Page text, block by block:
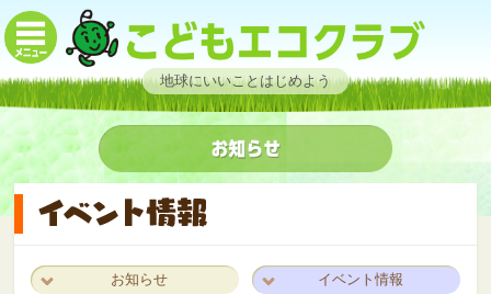
地球にいいことはじめよう
お知らせ イベント情報